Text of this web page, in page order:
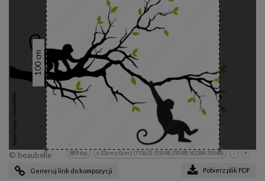
100
cm
+
-
x:22cm y:0cm | (7536,0) (35048,35048) (42584,35048)
889 dpi
© beaubelle
Generuj link do kompozycji Pobierz plik PDF